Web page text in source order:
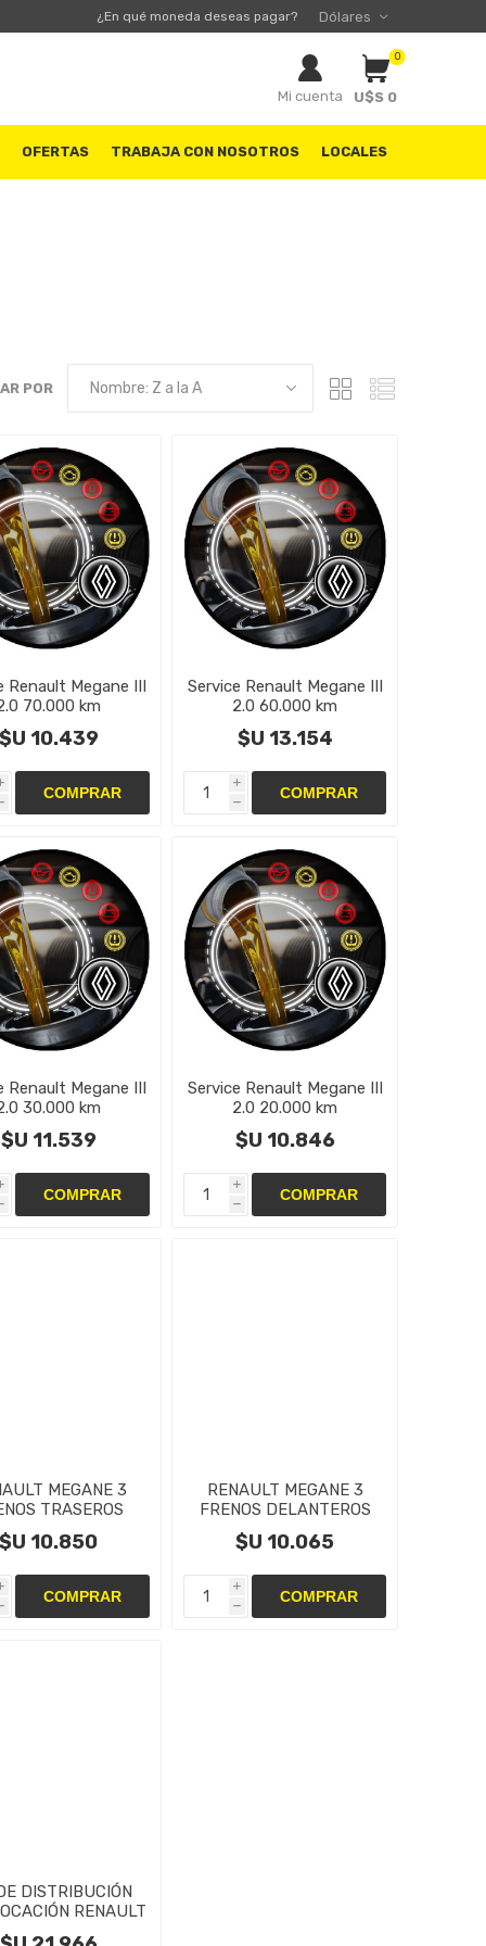
¿En qué moneda deseas pagar?
Mi cuenta
0
U$S 0
OFERTAS TRABAJA CON NOSOTROS LOCALES
POR
Renault Megane III
70.000 km
10.439
Service Renault Megane III
2.0 60.000 km
$U 13.154
i
h
Renault Megane III
30.000 km
$U 11.539
Service Renault Megane III
2.0 20.000 km
$U 10.846
i
h
MEGANE 3
TRASEROS
DE DISCOS Y
PASTILLAS
$U 10.850
RENAULT MEGANE 3
FRENOS DELANTEROS
CAMBIO DE DISCOS Y
PASTILLAS
$U 10.065
i
h
DISTRIBUCIÓN
RENAULT
3 2.0cc